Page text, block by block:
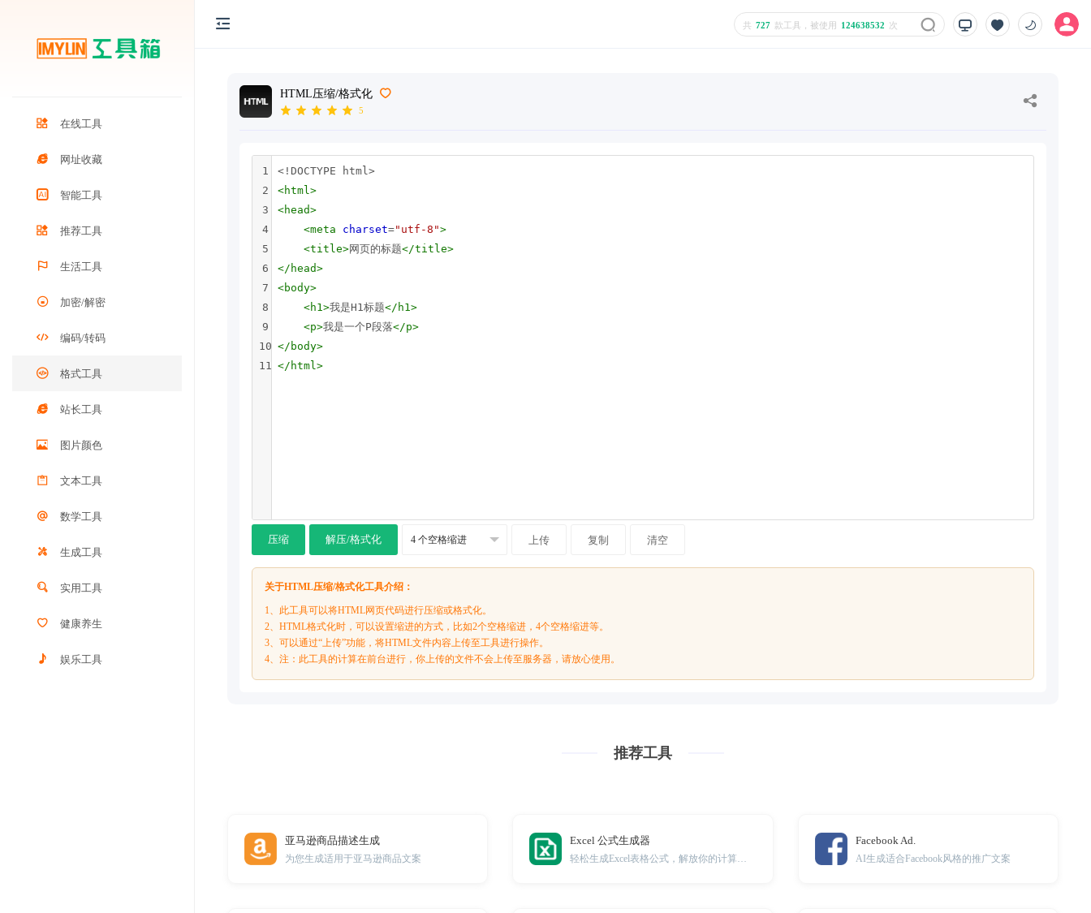
在线工具
网址收藏
智能工具
推荐工具
生活工具
加密/解密
编码/转码
格式工具
站长工具
图片颜色
文本工具
数学工具
生成工具
实用工具
健康养生
娱乐工具
共 727 款工具，被使用 124638532 次
HTML压缩/格式化
5
1
<!DOCTYPE html>
2
<html>
3
<head>
4
<meta charset="utf-8">
5
<title>网页的标题</title>
6
</ head>
7
<body>
8
<h1>我是H1标题</ h1>
9
<p>我是一个P段落</p>
10 </ body>
11 </ html>
压缩 解压/格式化 上传 复制 清空
关于HTML压缩/格式化工具介绍：
1、此工具可以将HTML网页代码进行压缩或格式化。
2、HTML格式化时，可以设置缩进的方式，比如2个空格缩进，4个空格缩进等。
3、可以通过“上传”功能，将HTML文件内容上传至工具进行操作。
4、注：此工具的计算在前台进行，你上传的文件不会上传至服务器，请放心使用。
推荐工具
亚马逊商品描述生成
为您生成适用于亚马逊商品文案
Excel 公式生成器 Facebook Ad.
AI生成适合Facebook风格的推广文案